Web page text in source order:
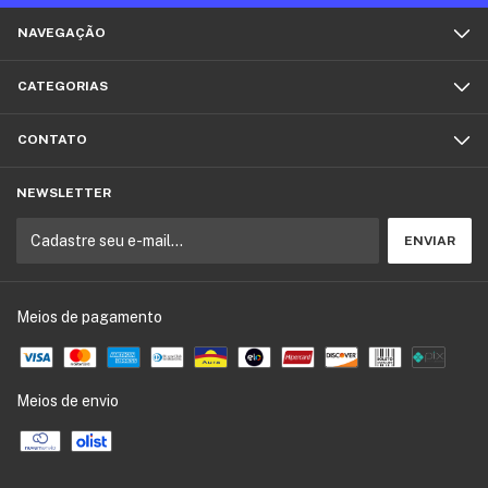
NAVEGAÇÃO
CATEGORIAS
CONTATO
NEWSLETTER
Meios de pagamento
Meios de envio